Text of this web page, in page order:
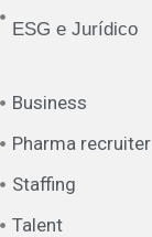
ESG e Jurídico
Business
Pharma recruiter
Staffing
Talent